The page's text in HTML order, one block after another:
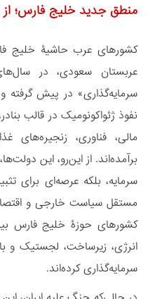
منطق جدید خلیج فارس؛ از
کشورهای عرب حاشیۀ خلیج
عربستان سعودی، در
سرمایه‌گذاری» در پیش گرفته
نفوذ ژئواکونومیک در قالب
مالی، فناوری،
برآمده‌اند. از این‌رو، این
سرمایه، بلکه عرصه‌ای برای
مستقل سیاست خارجی و
انرژی، زیرساخت، لجستیک و
سرمایه‌گذاری کرده‌اند.